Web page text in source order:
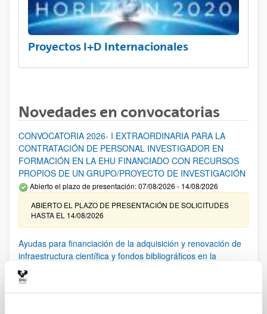
Proyectos I+D Internacionales
Novedades en convocatorias
CONVOCATORIA 2026- I EXTRAORDINARIA PARA LA
CONTRATACIÓN DE PERSONAL INVESTIGADOR EN
FORMACIÓN EN LA EHU FINANCIADO CON RECURSOS
PROPIOS DE UN GRUPO/PROYECTO DE INVESTIGACIÓN
Abierto el plazo de presentación: 07/08/2026 - 14/08/2026
ABIERTO EL PLAZO DE PRESENTACIÓN DE SOLICITUDES
HASTA EL 14/08/2026
Ayudas para financiación de la adquisición y renovación de
infraestructura científica y fondos bibliográficos en la
UPV/EHU 2026